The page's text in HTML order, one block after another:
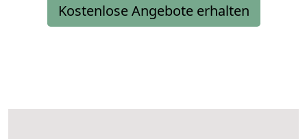
Kostenlose Angebote erhalten